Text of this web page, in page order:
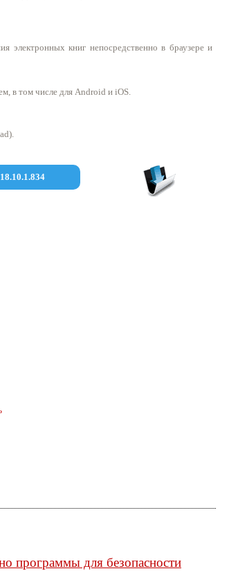
электронных книг непосредственно в браузере и
в том числе для Android и iOS.
программы для безопасности